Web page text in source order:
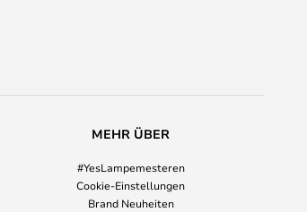
MEHR ÜBER
#YesLampemesteren
Cookie-Einstellungen
Brand Neuheiten